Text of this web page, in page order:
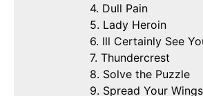
4. Dull Pain
5. Lady Heroin
6. Ill Certainly See
7. Thundercrest
8. Solve the Puzzle
9. Spread Your Wings